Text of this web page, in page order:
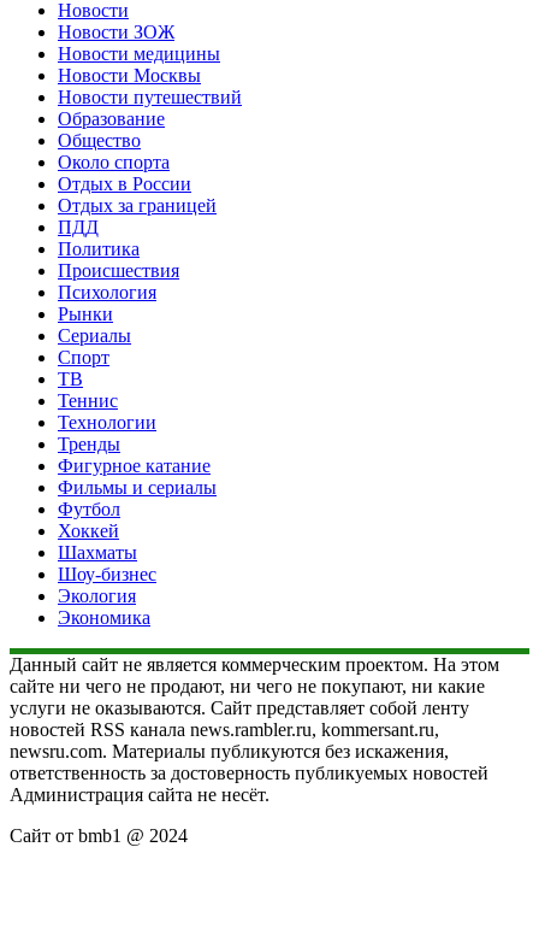
Новости
Новости ЗОЖ
Новости медицины
Новости Москвы
Новости путешествий
Образование
Общество
Около спорта
Отдых в России
Отдых за границей
ПДД
Политика
Происшествия
Психология
Рынки
Сериалы
Спорт
ТВ
Теннис
Технологии
Тренды
Фигурное катание
Фильмы и сериалы
Футбол
Хоккей
Шахматы
Шоу-бизнес
Экология
Экономика
Данный сайт не является коммерческим проектом. На этом
сайте ни чего не продают, ни чего не покупают, ни какие
услуги не оказываются. Сайт представляет собой ленту
новостей RSS канала news.rambler.ru, kommersant.ru,
newsru.com. Материалы публикуются без искажения,
ответственность за достоверность публикуемых новостей
Администрация сайта не несёт.
Сайт от bmb1 @ 2024